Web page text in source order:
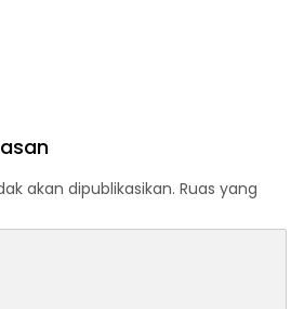
akan dipublikasikan. Ruas yang